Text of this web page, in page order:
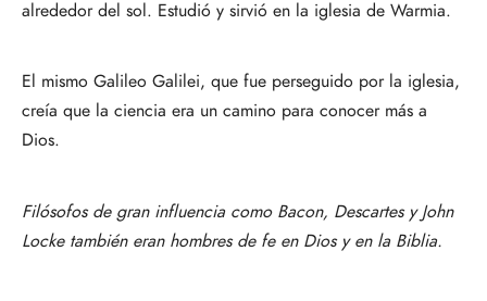
alrededor del sol. Estudió y sirvió en la iglesia de Warmia.
El mismo Galileo Galilei, que fue perseguido por la iglesia,
creía que la ciencia era un camino para conocer más a
Dios.
Filósofos de gran influencia como Bacon, Descartes y John
Locke también eran hombres de fe en Dios y en la Biblia.